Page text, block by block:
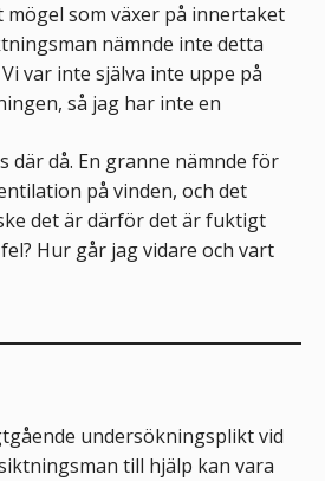
som växer på innertaket
nämnde inte detta
var inte själva inte uppe på
så jag har inte en
där då. En granne nämnde för
på vinden, och det
det är därför det är fuktigt
Hur går jag vidare och vart
undersökningsplikt vid
till hjälp kan vara